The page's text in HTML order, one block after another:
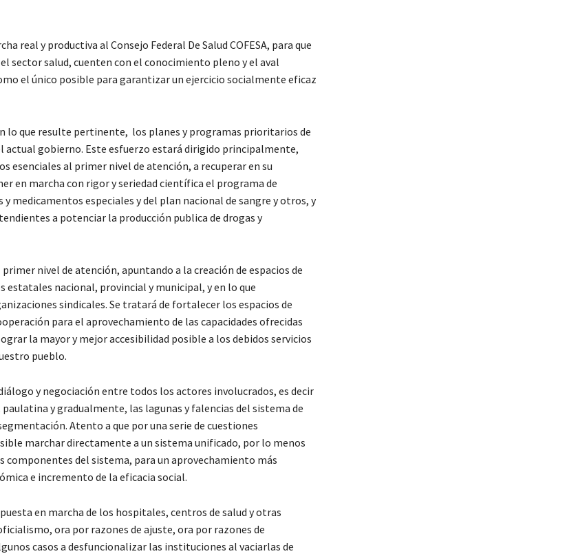
real y productiva al Consejo Federal De Salud COFESA, para que
sector salud, cuenten con el conocimiento pleno y el aval
el único posible para garantizar un ejercicio socialmente eficaz
lo que resulte pertinente, los planes y programas prioritarios de
actual gobierno. Este esfuerzo estará dirigido principalmente,
al primer nivel de atención, a recuperar en su
en marcha con rigor y seriedad científica el programa de
medicamentos especiales y del plan nacional de sangre y otros, y
a potenciar la producción publica de drogas y
nivel de atención, apuntando a la creación de espacios de
nacional, provincial y municipal, y en lo que
sindicales. Se tratará de fortalecer los espacios de
para el aprovechamiento de las capacidades ofrecidas
la mayor y mejor accesibilidad posible a los debidos servicios
pueblo.
y negociación entre todos los actores involucrados, es decir
y gradualmente, las lagunas y falencias del sistema de
Atento a que por una serie de cuestiones
marchar directamente a un sistema unificado, por lo menos
del sistema, para un aprovechamiento más
e incremento de la eficacia social.
en marcha de los hospitales, centros de salud y otras
ora por razones de ajuste, ora por razones de
casos a desfuncionalizar las instituciones al vaciarlas de